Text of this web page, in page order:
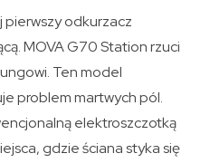
pierwszy odkurzacz
MOVA G70 Station rzuci
Ten model
problem martwych pól.
elektroszczotką
gdzie ściana styka się